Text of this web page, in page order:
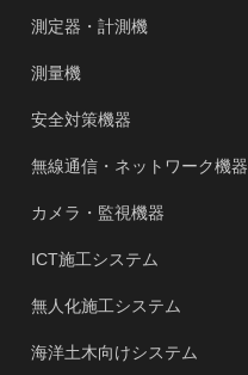
測定器・計測機
測量機
安全対策機器
無線通信・ネットワーク機器
カメラ・監視機器
ICT施工システム
無人化施工システム
海洋土木向けシステム